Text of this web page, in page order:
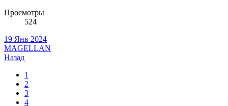
Просмотры
524
19 Янв 2024
MAGELLAN
Назад
1
2
3
4